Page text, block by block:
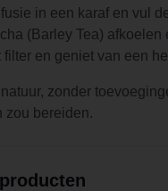
in een karaf en vul
(Barley Tea)
filter en geniet van een
zonder
zou bereiden.